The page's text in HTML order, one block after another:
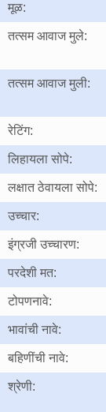
मूळ:
तत्सम आवाज मुले:
तत्सम आवाज मुली:
रेटिंग:
लिहायला सोपे:
लक्षात ठेवायला सोपे:
उच्चार:
इंग्रजी उच्चारण:
परदेशी मत:
टोपणनावे:
भावांची नावे:
बहिणींची नावे:
श्रेणी: